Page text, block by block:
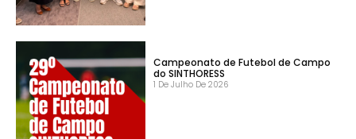
Campeonato de Futebol de Campo
do SINTHORESS
1 De Julho De 2026